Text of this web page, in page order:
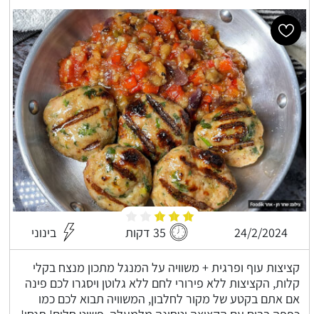
24/2/2024 35 דקות בינוני
קציצות עוף ופרגית + משוויה על המנגל מתכון מנצח בקלי
קלות, הקציצות ללא פירורי לחם ללא גלוטן ויסגרו לכם פינה
אם אתם בקטע של מקור לחלבון, המשוויה תבוא לכם כמו